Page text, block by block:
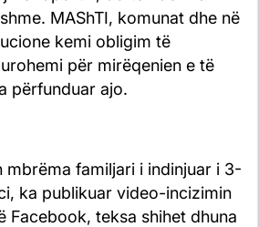
MAShTI, komunat dhe në
kemi obligim të
për mirëqenien e të
përfunduar ajo.
mbrëma familjari i indinjuar i 3-
ka publikuar video-incizimin
Facebook, teksa shihet dhuna